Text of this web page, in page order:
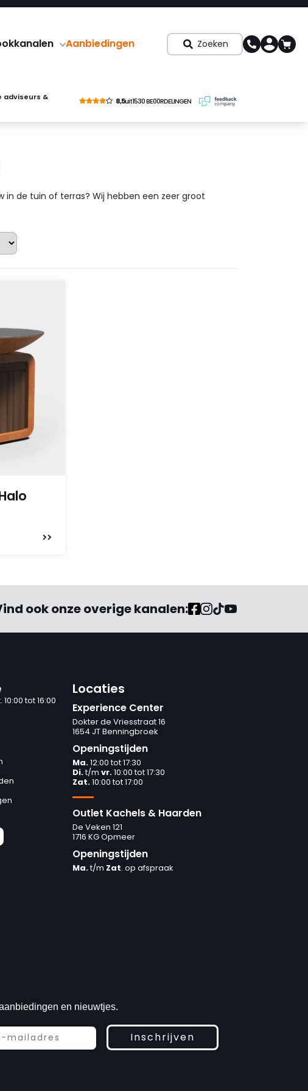
Aanbiedingen Zoeken
adviseurs &
8,5uit1530 BE00RDELINGEN
de tuin of terras? Wij hebben een zeer groot
ook onze overige kanalen:
tot 16:00
Locaties
Experience Center
Dokter de Vriesstraat 16
1654 JT Benningbroek
Openingstijden
Ma.12:00 tot 17:30
Di.t/m vr.10:00 tot 17:30
Zat.10:00 tot 17:00
Outlet Kachels & Haarden
De Veken 121
1716 KG Opmeer
Openingstijden
Ma.t/m Zat. op afspraak
en nieuwtjes.
Inschrijven